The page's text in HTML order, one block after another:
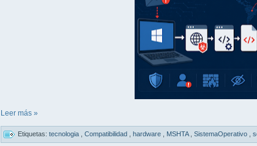
Leer más »
Etiquetas: tecnologia Compatibilidad hardware MSHTA SistemaOperativo